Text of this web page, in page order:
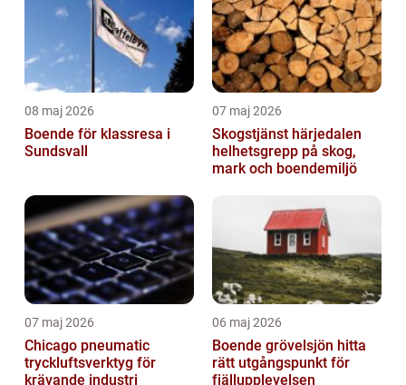
08 maj 2026
Boende för klassresa i
Sundsvall
07 maj 2026
Skogstjänst härjedalen
helhetsgrepp på skog,
mark och boendemiljö
07 maj 2026
Chicago pneumatic
tryckluftsverktyg för
krävande industri
06 maj 2026
Boende grövelsjön hitta
rätt utgångspunkt för
fjällupplevelsen